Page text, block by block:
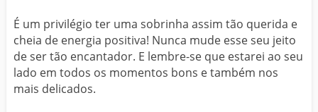
É um privilégio ter uma sobrinha assim tão querida e
cheia de energia positiva! Nunca mude esse seu jeito
de ser tão encantador. E lembre-se que estarei ao seu
lado em todos os momentos bons e também nos
mais delicados.